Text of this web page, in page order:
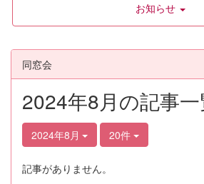
お知らせ
同窓会
2024年8月の記事
2024年8月 20件
記事がありません。